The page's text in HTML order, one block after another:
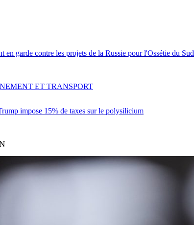
en garde contre les projets de la Russie pour l'Ossétie du Sud
impose 15% de taxes sur le polysilicium
ET TRANSPORT